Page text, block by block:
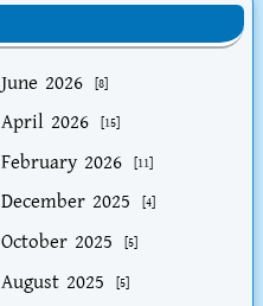
June 2026 [8]
April 2026 [15]
February 2026 [11]
December 2025 [4]
October 2025 [5]
August 2025 [5]